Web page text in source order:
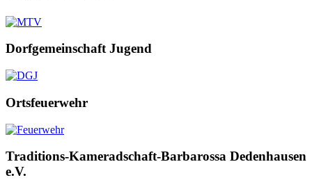
Dorfgemeinschaft Jugend
Ortsfeuerwehr
Traditions-Kameradschaft-Barbarossa Dedenhausen
e.V.